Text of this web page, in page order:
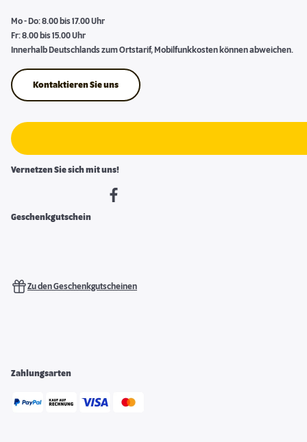
Mo - Do: 8.00 bis 17.00 Uhr
Fr: 8.00 bis 15.00 Uhr
Innerhalb Deutschlands zum Ortstarif, Mobilfunkkosten können abweichen.
Kontaktieren Sie uns
Vernetzen Sie sich mit uns!
Geschenkgutschein
Zu den Geschenkgutscheinen
Zahlungsarten